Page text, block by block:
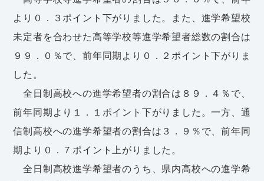
より０．３ポイント下がりました。また、進学希望校
未定者を合わせた高等学校等進学希望者総数の割合は
９９．０％で、前年同期より０．２ポイント下がりま
した。
全日制高校への進学希望者の割合は８９．４％で、
前年同期より１．１ポイント下がりました。一方、通
信制高校への進学希望者の割合は３．９％で、前年同
期より０．７ポイント上がりました。
全日制高校進学希望者のうち、県内高校への進学希